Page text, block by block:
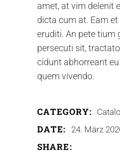
amet, at vim delenit
dicta cum at. Eam
eruditi. An pete tium
persecuti sit,
cidunt abhorreant
quem vivendo.
CATEGORY:
DATE: 24. März
SHARE: